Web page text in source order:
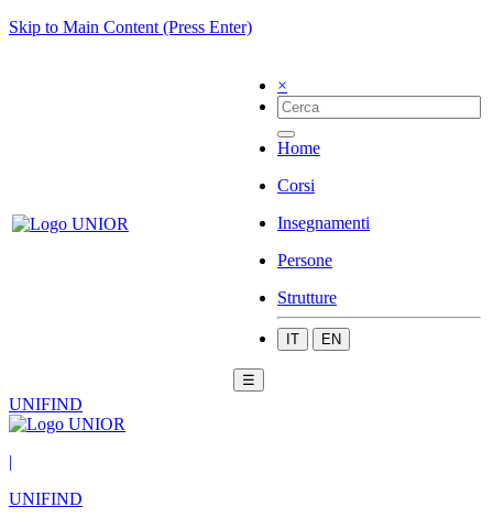
Skip to Main Content (Press Enter)
×
Home
Corsi
Insegnamenti
Persone
Strutture
IT EN
☰
UNIFIND
|
UNIFIND